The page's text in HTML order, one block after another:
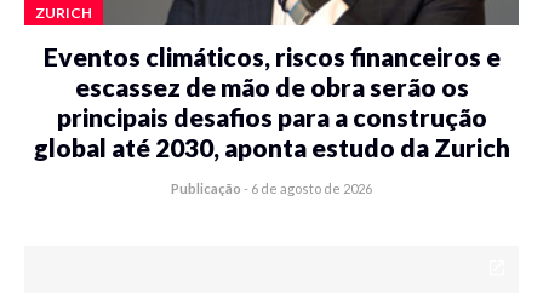
ZURICH
Eventos climáticos, riscos financeiros e
escassez de mão de obra serão os
principais desafios para a construção
global até 2030, aponta estudo da Zurich
Publicação - 6 de agosto de 2026